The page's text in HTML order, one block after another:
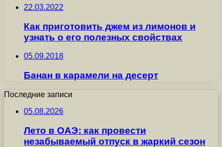
22.03.2022
Как приготовить джем из лимонов и
узнать о его полезных свойствах
05.09.2018
Банан в карамели на десерт
Последние записи
05.08.2026
Лето в ОАЭ: как провести
незабываемый отпуск в жаркий сезон